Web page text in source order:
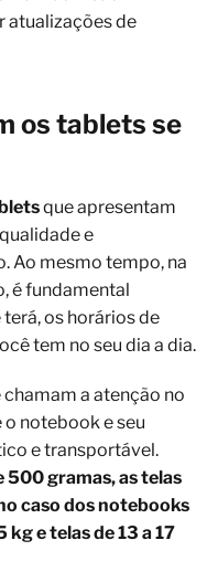
atualizações de
os tablets se
que apresentam
e
Ao mesmo tempo, na
é fundamental
os horários de
tem no seu dia a dia.
a atenção no
o notebook e seu
e transportável.
gramas, as telas
caso dos notebooks
kg e telas de 13 a 17